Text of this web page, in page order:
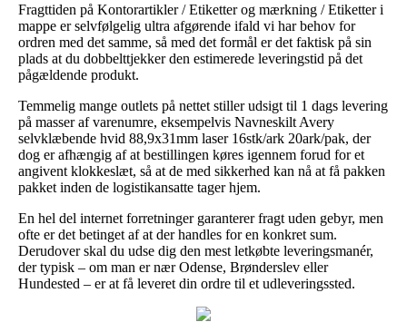
Fragttiden på Kontorartikler / Etiketter og mærkning / Etiketter i
mappe er selvfølgelig ultra afgørende ifald vi har behov for
ordren med det samme, så med det formål er det faktisk på sin
plads at du dobbelttjekker den estimerede leveringstid på det
pågældende produkt.
Temmelig mange outlets på nettet stiller udsigt til 1 dags levering
på masser af varenumre, eksempelvis Navneskilt Avery
selvklæbende hvid 88,9x31mm laser 16stk/ark 20ark/pak, der
dog er afhængig af at bestillingen køres igennem forud for et
angivent klokkeslæt, så at de med sikkerhed kan nå at få pakken
pakket inden de logistikansatte tager hjem.
En hel del internet forretninger garanterer fragt uden gebyr, men
ofte er det betinget af at der handles for en konkret sum.
Derudover skal du udse dig den mest letkøbte leveringsmanér,
der typisk – om man er nær Odense, Brønderslev eller
Hundested – er at få leveret din ordre til et udleveringssted.